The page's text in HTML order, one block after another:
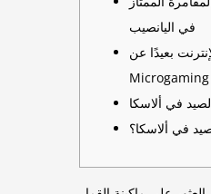
في اليانصيب
بعيدًا عن
Microgaming
في ألاسكا
في ألاسكا؟